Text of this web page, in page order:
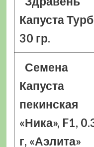
Капуста
30 гр.
Семена
Капуста
пекинская
«Ника», F1,
г, «Аэлита»